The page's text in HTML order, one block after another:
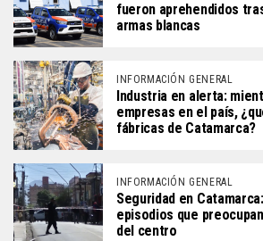
fueron aprehendidos
armas blancas
INFORMACIÓN GENERAL
Industria en alerta:
empresas en el país,
fábricas de Catamarca?
INFORMACIÓN GENERAL
Seguridad en
episodios que
del centro